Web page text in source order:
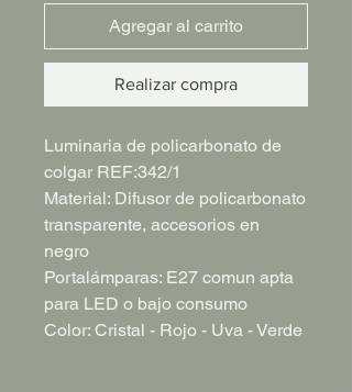
Agregar al carrito
Realizar compra
Luminaria de policarbonato de
colgar REF:342/1
Material: Difusor de policarbonato
transparente, accesorios en
negro
Portalámparas: E27 comun apta
para LED o bajo consumo
Color: Cristal - Rojo - Uva - Verde